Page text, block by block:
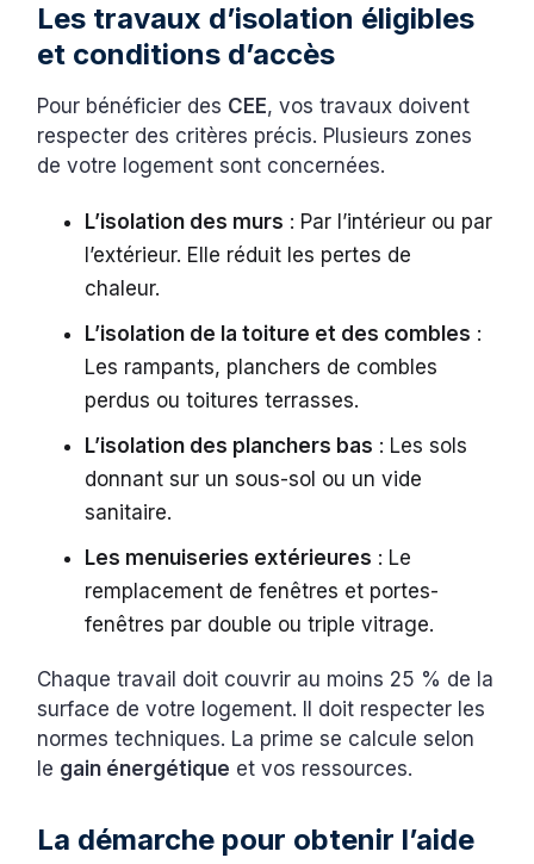
Les travaux d’isolation éligibles
et conditions d’accès
Pour bénéficier des CEE, vos travaux doivent
respecter des critères précis. Plusieurs zones
de votre logement sont concernées.
L’isolation des murs : Par l’intérieur ou par
l’extérieur. Elle réduit les pertes de
chaleur.
L’isolation de la toiture et des combles :
Les rampants, planchers de combles
perdus ou toitures terrasses.
L’isolation des planchers bas : Les sols
donnant sur un sous-sol ou un vide
sanitaire.
Les menuiseries extérieures : Le
remplacement de fenêtres et portes-
fenêtres par double ou triple vitrage.
Chaque travail doit couvrir au moins 25 % de la
surface de votre logement. Il doit respecter les
normes techniques. La prime se calcule selon
le gain énergétique et vos ressources.
La démarche pour obtenir l’aide